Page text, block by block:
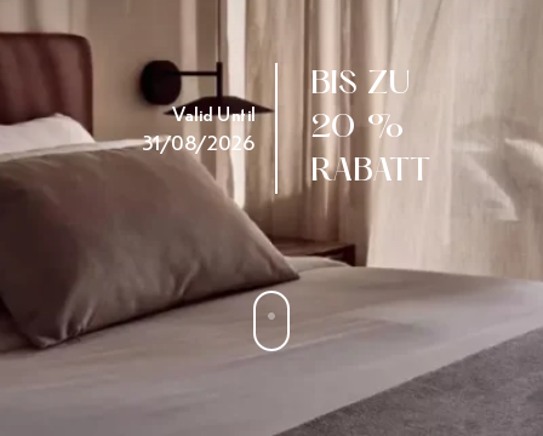
Valid Until
31/08/2026
BIS ZU
20 %
RABATT